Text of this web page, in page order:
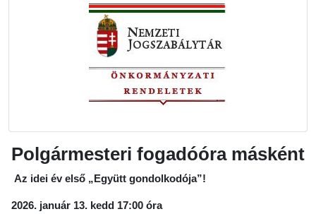
Polgármesteri fogadóóra másként
Az idei év első „Együtt gondolkodója”!
2026. január 13. kedd 17:00 óra